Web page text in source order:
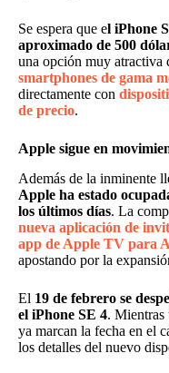
Se espera que el iPhone
aproximado de 500
una opción muy atractiva
smartphones de gama
directamente con
de precio.
Apple sigue en
Además de la inminente
Apple ha estado
los últimos días. La
nueva aplicación de
app de Apple TV para
apostando por la
El 19 de febrero se
el iPhone SE 4. Mientras
ya marcan la fecha en el
los detalles del nuevo